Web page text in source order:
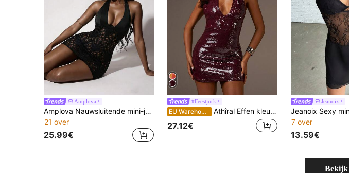
Amplova
Amplova Nauwsluitende mini-jurk met stalen hoepels en halterhals, open rug
21 over
25.99€
#Feestjurk
EU Warehouse Athîral Effen kleur diepe V pailletten glamoureuze sexy halter mini-jurk voor dames bordeauxrode pailletten halternek mini-jurk, feestavond
27.12€
Jeanoix
7 over
13.59€
Bekijk